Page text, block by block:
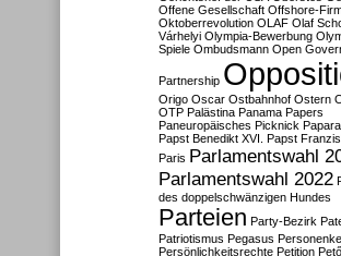
Offene Gesellschaft Offshore-
Oktoberrevolution OLAF Olaf
Várhelyi Olympia-Bewerbung
Spiele Ombudsmann Open
Partnership
Origo Oscar Ostbahnhof Ostern
OTP Palästina Panama Papers
Paneuropäisches Picknick
Papst Benedikt XVI. Papst
Paris Parlamentswahl
Parlamentswahl 2022
des doppelschwänzigen Hundes
Parteien Party-Bezirk
Patriotismus Pegasus
Persönlichkeitsrechte Petition